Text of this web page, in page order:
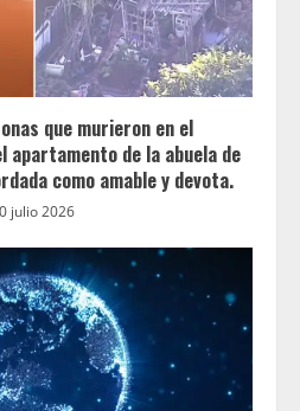
que murieron en el
apartamento de la abuela de
como amable y devota.
julio 2026